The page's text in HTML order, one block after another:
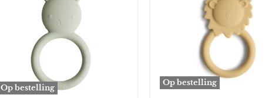
Op bestelling
Op bestelling